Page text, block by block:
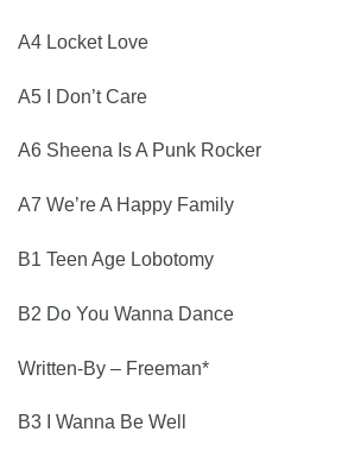
A4 Locket Love
A5 I Don’t Care
A6 Sheena Is A Punk Rocker
A7 We’re A Happy Family
B1 Teen Age Lobotomy
B2 Do You Wanna Dance
Written-By – Freeman*
B3 I Wanna Be Well